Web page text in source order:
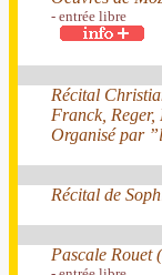
- entrée libre
Récital
Franck, Reger,
Organisé par
Récital de
Pascale Rouet